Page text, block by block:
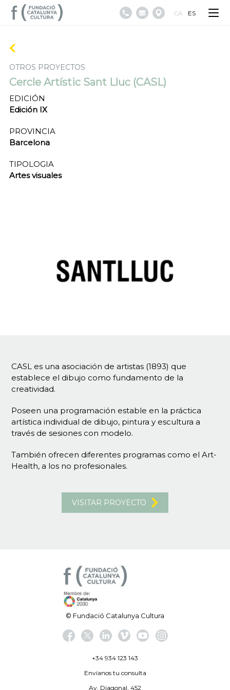
CA ES
OTROS PROYECTOS
Cercle Artístic Sant Lluc (CASL)
EDICIÓN
Edición IX
PROVINCIA
Barcelona
TIPOLOGIA
Artes visuales
CASL es una asociación de artistas (1893) que
establece el dibujo como fundamento de la
creatividad.
Poseen una programación estable en la práctica
artística individual de dibujo, pintura y escultura a
través de sesiones con modelo.
También ofrecen diferentes programas como el Art-
Health, a los no profesionales.
VISITAR PROYECTO
© Fundació Catalunya Cultura
+34 934 123 143
Envíanos tu consulta
Av. Diagonal, 452